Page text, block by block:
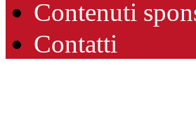
Contenuti
Contatti